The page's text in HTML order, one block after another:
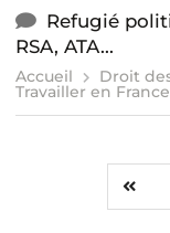
Refugié
RSA, ATA...
Accueil Droit
Travailler en France